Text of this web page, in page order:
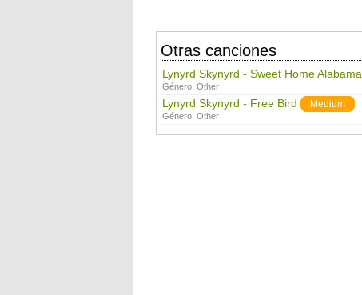
Otras canciones
Lynyrd Skynyrd - Sweet Home Alabama
Género: Other
Lynyrd Skynyrd - Free Bird Medium
Género: Other